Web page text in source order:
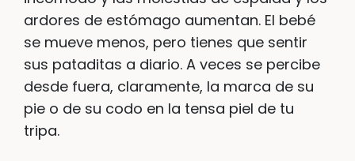
ardores de estómago aumentan. El bebé
se mueve menos, pero tienes que sentir
sus pataditas a diario. A veces se percibe
desde fuera, claramente, la marca de su
pie o de su codo en la tensa piel de tu
tripa.